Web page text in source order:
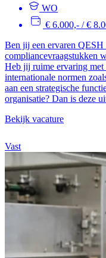
WO
€ 6.000,- / €
Ben jij een ervaren
compliancevraagstukken
Heb jij ruime ervaring met
internationale normen
aan een strategische
organisatie? Dan is deze
Bekijk vacature
Vast